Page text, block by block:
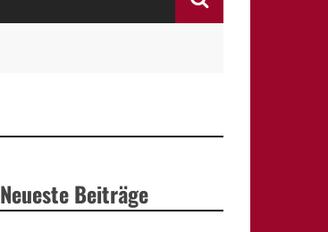
Neueste Beiträge